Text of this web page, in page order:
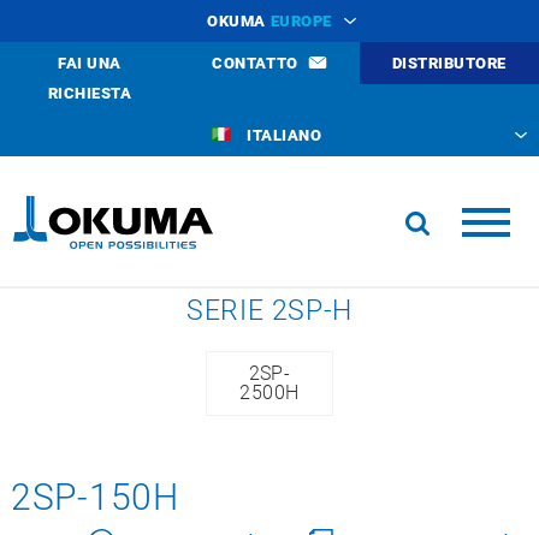
OKUMA EUROPE
FAI UNA
RICHIESTA
CONTATTO DISTRIBUTORE
ITALIANO
SERIE 2SP-H
2SP-
2500H
2SP-150H